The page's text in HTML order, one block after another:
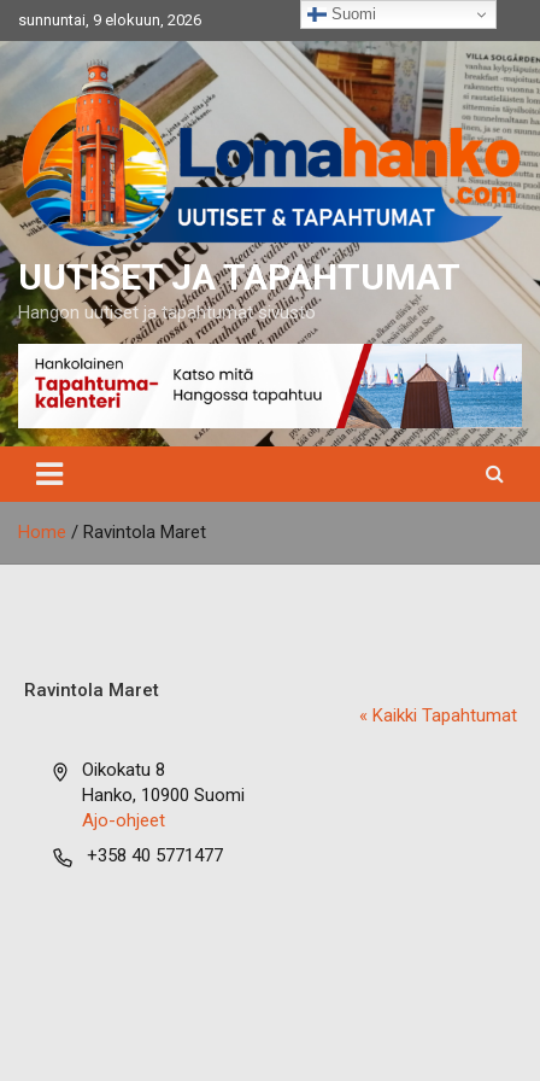
to
content
sunnuntai, 9 elokuun, 2026
UUTISET JA TAPAHTUMAT
Hangon uutiset ja tapahtumat sivusto
Home Ravintola Maret
Ravintola Maret
« Kaikki Tapahtumat
O
i
Oikokatu 8
Hanko, 10900 Suomi
Ajo-ohjeet
P
+358 40 5771477
Suomi